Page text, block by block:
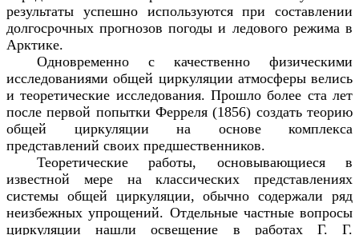
результаты успешно используются при составлении
долгосрочных прогнозов погоды и ледового режима в
Арктике.
Одновременно с качественно физическими
исследованиями общей циркуляции атмосферы велись
и теоретические исследования. Прошло более ста лет
после первой попытки Ферреля (1856) создать теорию
общей циркуляции на основе комплекса
представлений своих предшественников.
Теоретические работы, основывающиеся в
известной мере на классических представлениях
системы общей циркуляции, обычно содержали ряд
неизбежных упрощений. Отдельные частные вопросы
циркуляции нашли освещение в работах Г. Г.